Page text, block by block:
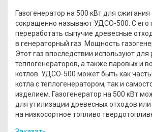
Газогенератор на 500 кВт для сжигания
сокращенно называют УДСО-500. С
переработать сыпучие древесные
в генераторный газ. Мощность
Этот газ впоследствии используют для
теплогенераторов, а также паровых и
котлов. УДСО-500 может быть как
котла с теплогенератором, так и
изделием. Газогенератор на 500 кВт
для утилизации древесных отходов
на низкосортное топливо